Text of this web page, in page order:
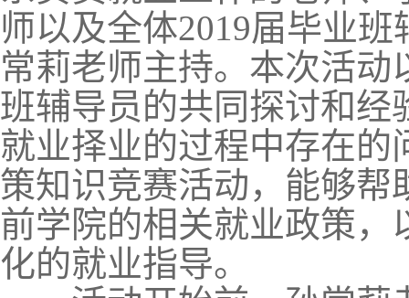
师以及全体2019届毕业
常莉老师主持。本次活动
班辅导员的共同探讨和经
就业择业的过程中存在
策知识竞赛活动，能够帮
前学院的相关就业政策，
化的就业指导。